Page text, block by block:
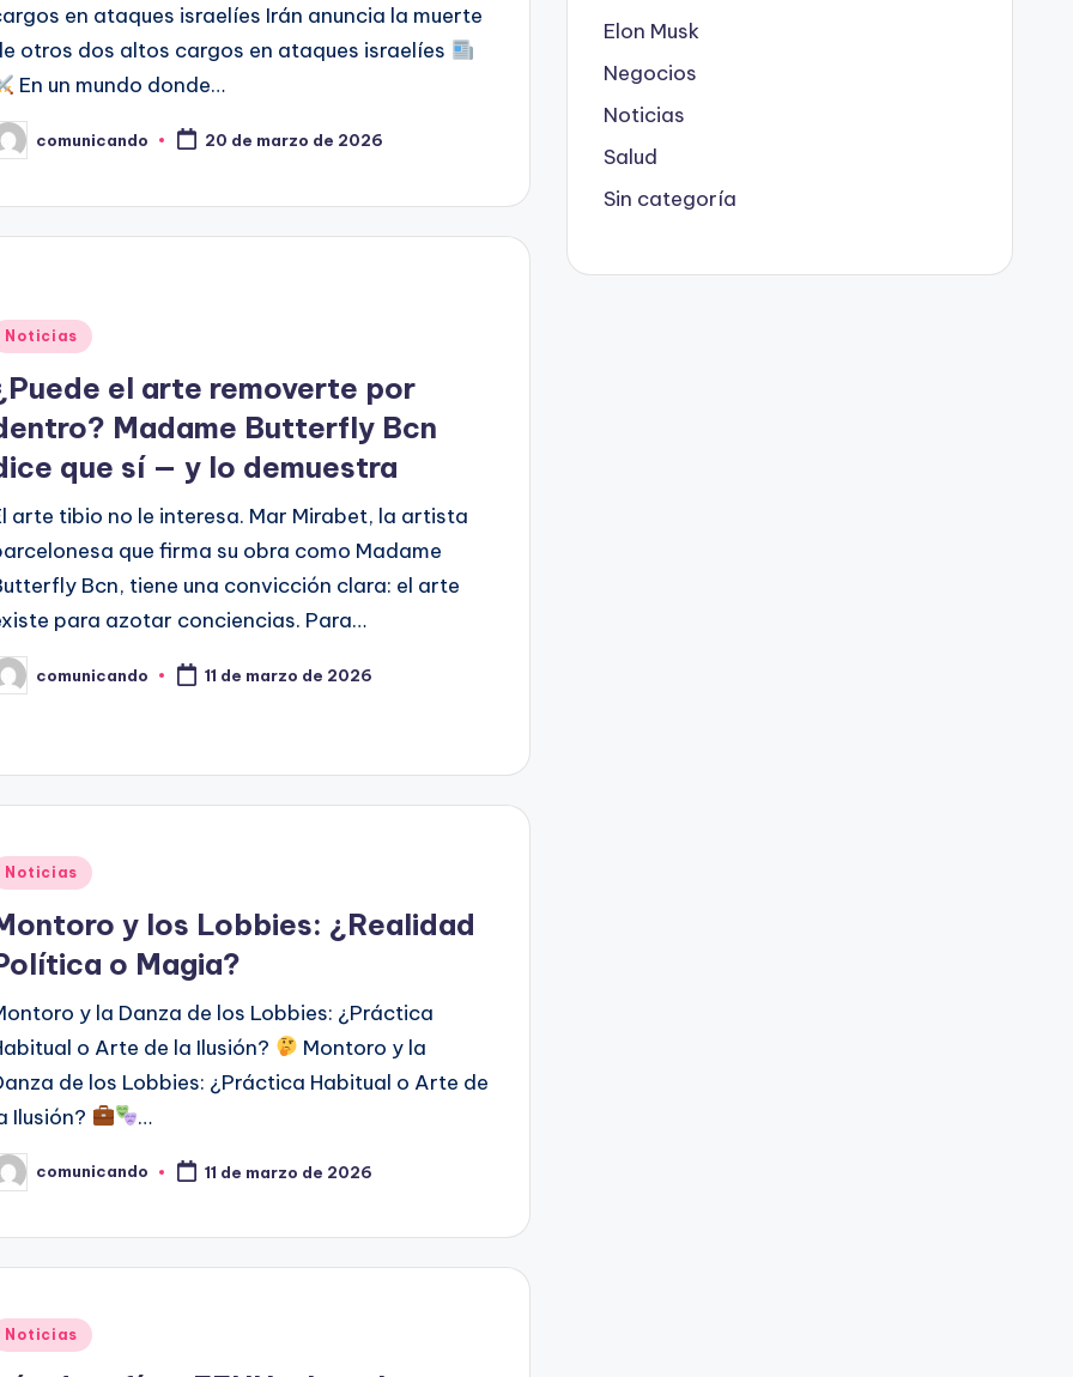
en ataques israelíes Irán anuncia la muerte
otros dos altos cargos en ataques israelíes
En un mundo donde…
comunicando 20 de marzo de 2026
Noticias
el arte removerte por
Madame Butterfly Bcn
que sí — y lo demuestra
arte tibio no le interesa. Mar Mirabet, la artista
que firma su obra como Madame
Bcn, tiene una convicción clara: el arte
para azotar conciencias. Para…
comunicando 11 de marzo de 2026
Noticias
y los Lobbies: ¿Realidad
o Magia?
y la Danza de los Lobbies: ¿Práctica
o Arte de la Ilusión?
Montoro y la
de los Lobbies: ¿Práctica Habitual o Arte de
Ilusión?
…
comunicando 11 de marzo de 2026
Noticias
Elon Musk
Negocios
Noticias
Salud
Sin categoría